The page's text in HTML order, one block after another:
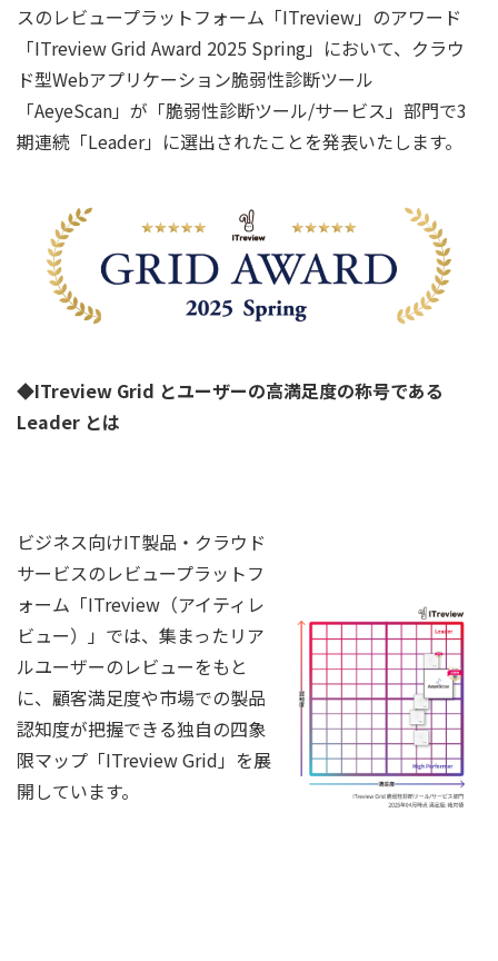
スのレビュープラットフォーム「ITreview」のアワード
「ITreview Grid Award 2025 Spring」において、クラウ
ド型Webアプリケーション脆弱性診断ツール
「AeyeScan」が「脆弱性診断ツール/サービス」部門で3
期連続「Leader」に選出されたことを発表いたします。
◆ITreview Grid とユーザーの高満足度の称号である
Leader とは
ビジネス向けIT製品・クラウド
サービスのレビュープラットフ
ォーム「ITreview（アイティレ
ビュー）」では、集まったリア
ルユーザーのレビューをもと
に、顧客満足度や市場での製品
認知度が把握できる独自の四象
限マップ「ITreview Grid」を展
開しています。